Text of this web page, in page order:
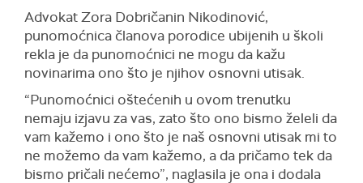
Advokat Zora Dobričanin Nikodinović,
punomoćnica članova porodice ubijenih u školi
rekla je da punomoćnici ne mogu da kažu
novinarima ono što je njihov osnovni utisak.
“Punomoćnici oštećenih u ovom trenutku
nemaju izjavu za vas, zato što ono bismo želeli da
vam kažemo i ono što je naš osnovni utisak mi to
ne možemo da vam kažemo, a da pričamo tek da
bismo pričali nećemo”, naglasila je ona i dodala